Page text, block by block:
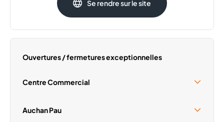
09:00 - 20:00
Mercredi
09:00 - 20:00
Jeudi
09:00 - 20:00
Dimanche
Se rendre sur le site
Ouvertures / fermetures exceptionnelles
Centre Commercial
Samedi 15 Août
Auchan Pau